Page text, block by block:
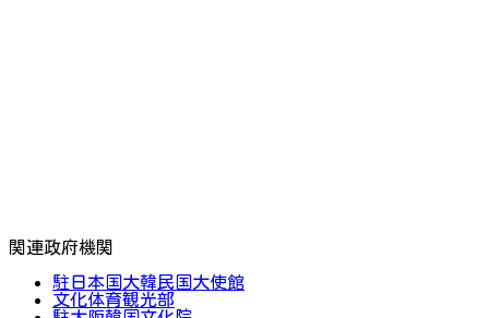
関連政府機関
駐日本国大韓民国大使館
文化体育観光部